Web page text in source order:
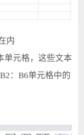
内
元格，这些文本
：B6单元格中的